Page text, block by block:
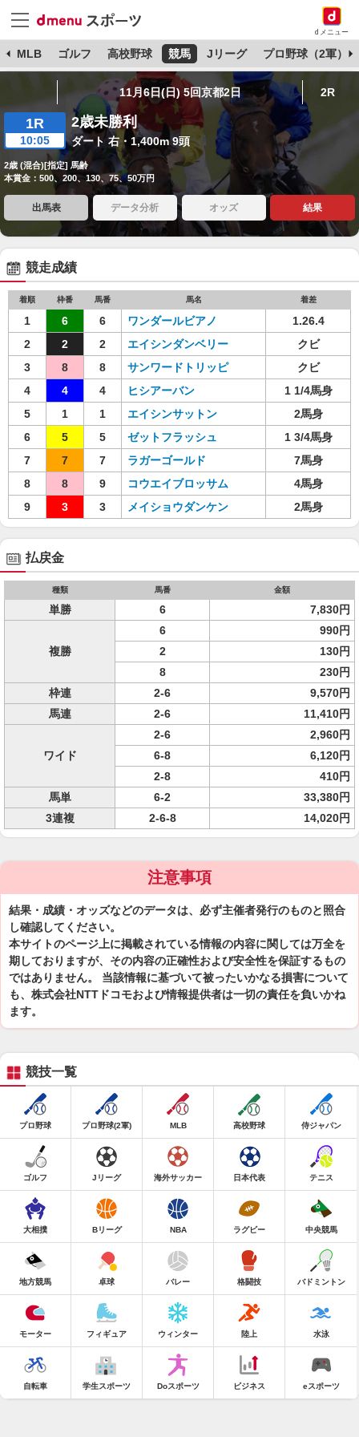
dメニュー
MLB ゴルフ 高校野球 競馬 Jリーグ プロ野球（2軍）
11月6日(日) 5回京都2日 2R
1R
10:05
2歳未勝利
ダート 右・1,400m 9頭
2歳 (混合)[指定] 馬齢
本賞金：500、200、130、75、50万円
出馬表 データ分析 オッズ 結果
競走成績
着順 枠番 馬番 馬名 着差
1 6 6 ワンダールビアノ
1.26.4
2
2 2 エイシンダンベリー
クビ
3
8 8 サンワードトリッピ
クビ
4
4 4 ヒシアーバン
1 1/4馬身
5
1 1 エイシンサットン
2馬身
6
5 5 ゼットフラッシュ
1 3/4馬身
7
7 7 ラガーゴールド
7馬身
8
8 9 コウエイブロッサム
4馬身
9
3 3 メイショウダンケン 2馬身
払戻金
種類 馬番 金額
単勝 6 7,830円
複勝
6
990円
2
130円
8
230円
枠連
2-6
9,570円
馬連
2-6 11,410円
ワイド
2-6
2,960円
6-8
6,120円
2-8
410円
馬単
6-2
33,380円
3連複
2-6-8 14,020円
注意事項
結果・成績・オッズなどのデータは、必ず主催者発行のものと照合
し確認してください。
本サイトのページ上に掲載されている情報の内容に関しては万全を
期しておりますが、その内容の正確性および安全性を保証するもの
ではありません。 当該情報に基づいて被ったいかなる損害について
も、株式会社NTTドコモおよび情報提供者は一切の責任を負いかね
ます。
競技一覧
プロ野球 プロ野球(2軍) MLB 高校野球 侍ジャパン
ゴルフ Jリーグ 海外サッカー 日本代表 テニス
大相撲 Bリーグ NBA ラグビー 中央競馬
地方競馬 卓球 バレー 格闘技 バドミントン
モーター フィギュア ウィンター 陸上 水泳
自転車 学生スポーツ Doスポーツ ビジネス eスポーツ